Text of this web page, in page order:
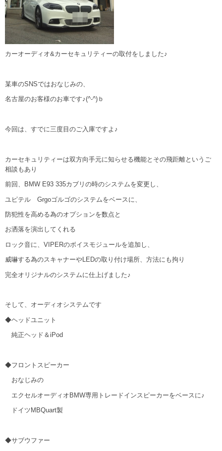
カーオーディオ&カーセキュリティーの取付をしました♪
某車のSNSではおなじみの、
名古屋のお客様のお車です♪(^-^)ｂ
今回は、すでに三度目のご入庫ですよ♪
カーセキュリティーは双方向手元に知らせる機能とその飛距離というご
相談もあり
前回、BMW E93 335カブリの時のシステムを変更し、
ユピテル Grgoゴルゴのシステムをベースに、
防犯性を高める為のオプションを数点と
お洒落を演出してくれる
ロック音に、VIPERのボイスモジュールを追加し、
威嚇する為のスキャナーやLEDの取り付け場所、方法にも拘り
完全オリジナルのシステムに仕上げました♪
そして、オーディオシステムです
◆ヘッドユニット
純正ヘッド＆iPod
◆フロントスピーカー
おなじみの
エクセルオーディオBMW専用トレードインスピーカーをベースに♪
ドイツMBQuart製
◆サブウファー